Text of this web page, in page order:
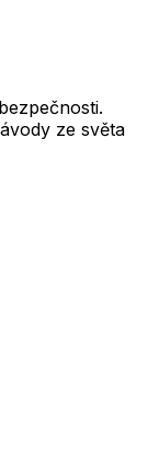
ze světa